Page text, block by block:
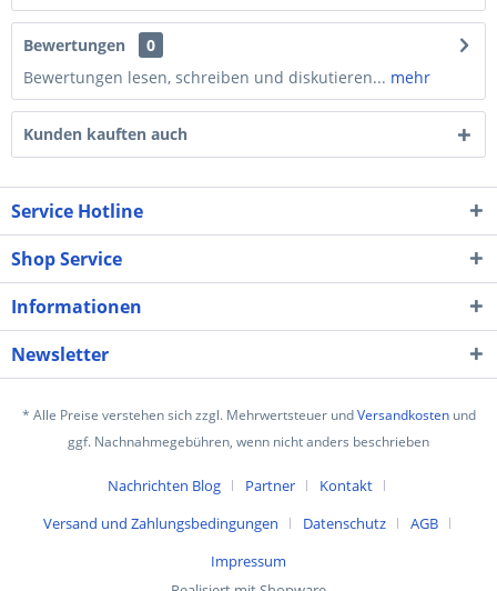
Bewertungen
0
Bewertungen lesen, schreiben und diskutieren... mehr
Kunden kauften auch
Service Hotline
Shop Service
Informationen
Newsletter
* Alle Preise verstehen sich zzgl. Mehrwertsteuer undVersandkostenund
ggf. Nachnahmegebühren, wenn nicht anders beschrieben
Nachrichten Blog Partner
Kontakt
Versand und Zahlungsbedingungen
Datenschutz
AGB
Impressum